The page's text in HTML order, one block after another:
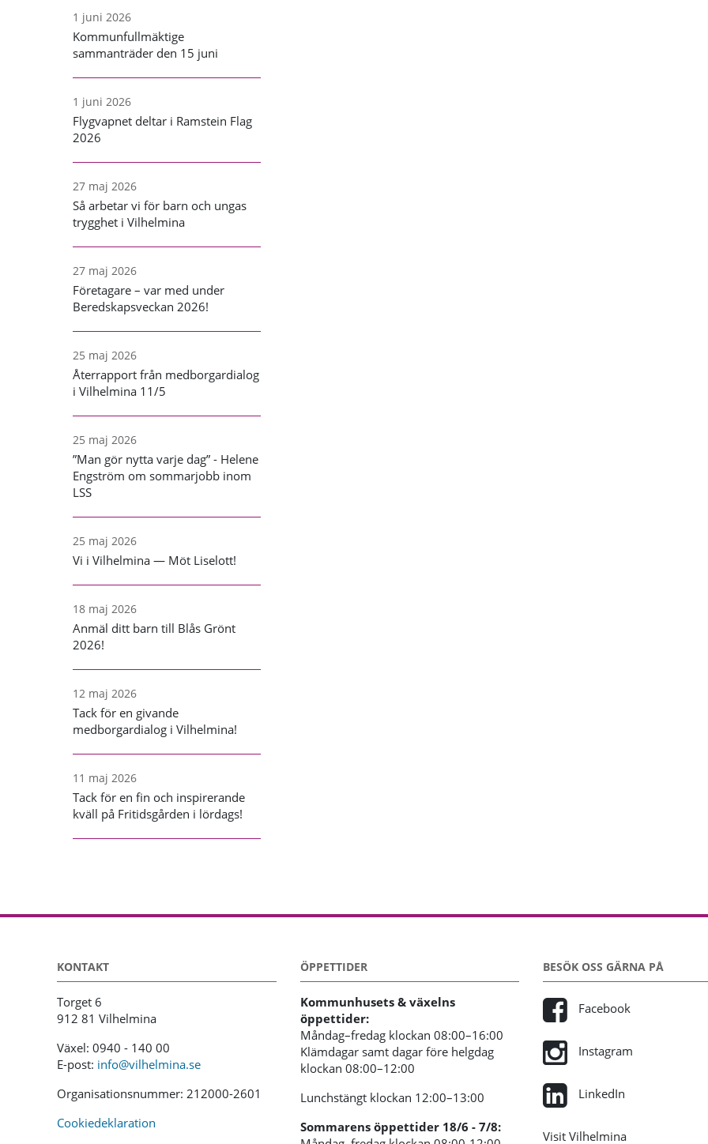
1 juni 2026
Kommunfullmäktige
sammanträder den 15 juni
1 juni 2026
Flygvapnet deltar i Ramstein Flag
2026
27 maj 2026
Så arbetar vi för barn och ungas
trygghet i Vilhelmina
27 maj 2026
Företagare – var med under
Beredskapsveckan 2026!
25 maj 2026
Återrapport från medborgardialog
i Vilhelmina 11/5
25 maj 2026
”Man gör nytta varje dag” - Helene
Engström om sommarjobb inom
LSS
25 maj 2026
Vi i Vilhelmina — Möt Liselott!
18 maj 2026
Anmäl ditt barn till Blås Grönt
2026!
12 maj 2026
Tack för en givande
medborgardialog i Vilhelmina!
11 maj 2026
Tack för en fin och inspirerande
kväll på Fritidsgården i lördags!
KONTAKT
Torget 6
912 81 Vilhelmina
Växel: 0940 - 140 00
E-post: info@vilhelmina.se
Organisationsnummer: 212000-2601
Cookiedeklaration
ÖPPETTIDER
Kommunhusets & växelns
öppettider:
Måndag–fredag klockan 08:00–16:00
Klämdagar samt dagar före helgdag
klockan 08:00–12:00
Lunchstängt klockan 12:00–13:00
Sommarens öppettider 18/6 - 7/8:
BESÖK OSS GÄRNA PÅ
Facebook
Instagram
LinkedIn
Visit Vilhelmina